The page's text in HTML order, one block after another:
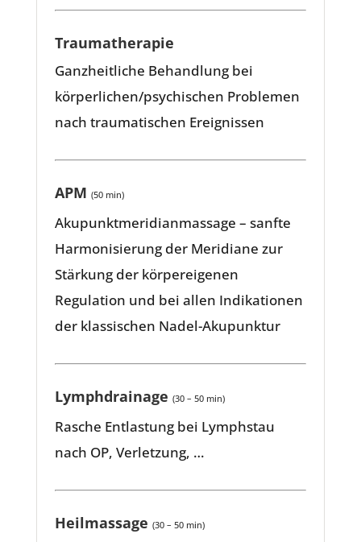
Traumatherapie
Ganzheitliche Behandlung bei
körperlichen/psychischen Problemen
nach traumatischen Ereignissen
APM (50 min)
Akupunktmeridianmassage – sanfte
Harmonisierung der Meridiane zur
Stärkung der körpereigenen
Regulation und bei allen Indikationen
der klassischen Nadel-Akupunktur
Lymphdrainage (30 – 50 min)
Rasche Entlastung bei Lymphstau
nach OP, Verletzung, …
Heilmassage(30 – 50 min)